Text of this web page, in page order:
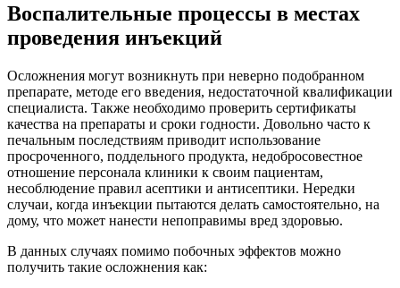
Воспалительные процессы в местах
проведения инъекций
Осложнения могут возникнуть при неверно подобранном
препарате, методе его введения, недостаточной квалификации
специалиста. Также необходимо проверить сертификаты
качества на препараты и сроки годности. Довольно часто к
печальным последствиям приводит использование
просроченного, поддельного продукта, недобросовестное
отношение персонала клиники к своим пациентам,
несоблюдение правил асептики и антисептики. Нередки
случаи, когда инъекции пытаются делать самостоятельно, на
дому, что может нанести непоправимы вред здоровью.
В данных случаях помимо побочных эффектов можно
получить такие осложнения как: